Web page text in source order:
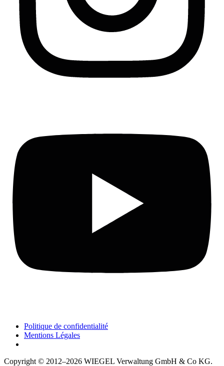
Politique de confidentialité
Mentions Légales
Copyright © 2012–2026 WIEGEL Verwaltung GmbH & Co KG.